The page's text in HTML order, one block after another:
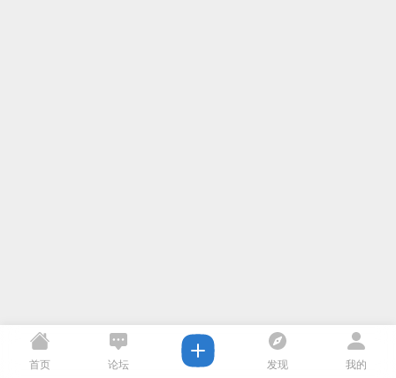
首页 论坛 发现 我的